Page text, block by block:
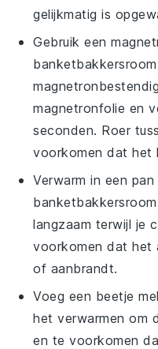
gelijkmatig is
Gebruik een
banketbakkersroom
magnetronfolie en
seconden. Roer
voorkomen dat het
Verwarm in een
banketbakkersroom
langzaam terwijl je
voorkomen dat het
of aanbrandt.
Voeg een beetje
het verwarmen om
en te voorkomen